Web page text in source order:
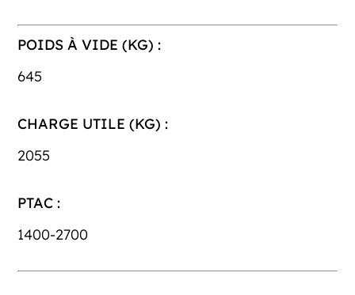
POIDS À VIDE (KG) :
645
CHARGE UTILE (KG) :
2055
PTAC :
1400-2700